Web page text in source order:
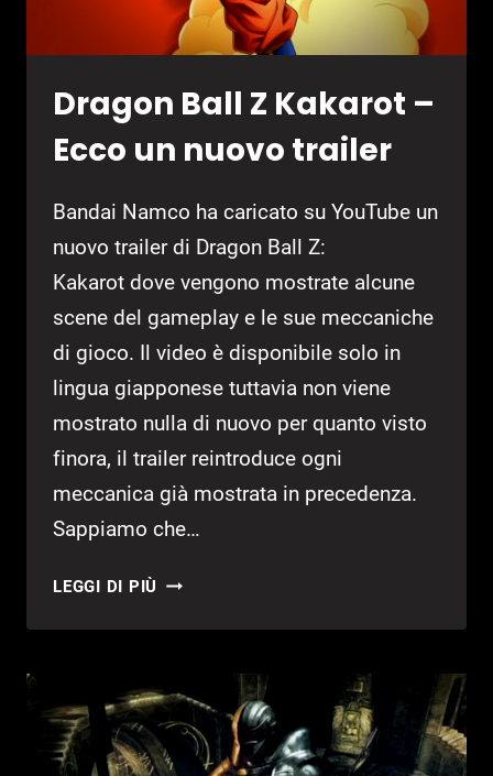
Dragon Ball Z Kakarot –
Ecco un nuovo trailer
Bandai Namco ha caricato su YouTube un
nuovo trailer di Dragon Ball Z:
Kakarot dove vengono mostrate alcune
scene del gameplay e le sue meccaniche
di gioco. Il video è disponibile solo in
lingua giapponese tuttavia non viene
mostrato nulla di nuovo per quanto visto
finora, il trailer reintroduce ogni
meccanica già mostrata in precedenza.
Sappiamo che…
LEGGI DI PIÙ DRAGON
–
ECCO
UN